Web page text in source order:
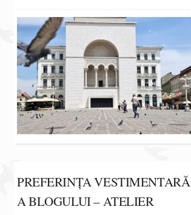
PREFERINȚA VESTIMENTARĂ
A BLOGULUI – ATELIER